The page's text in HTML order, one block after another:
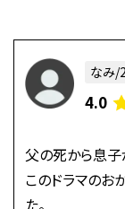
なみ/
4.0
父の死から息子
このドラマのお